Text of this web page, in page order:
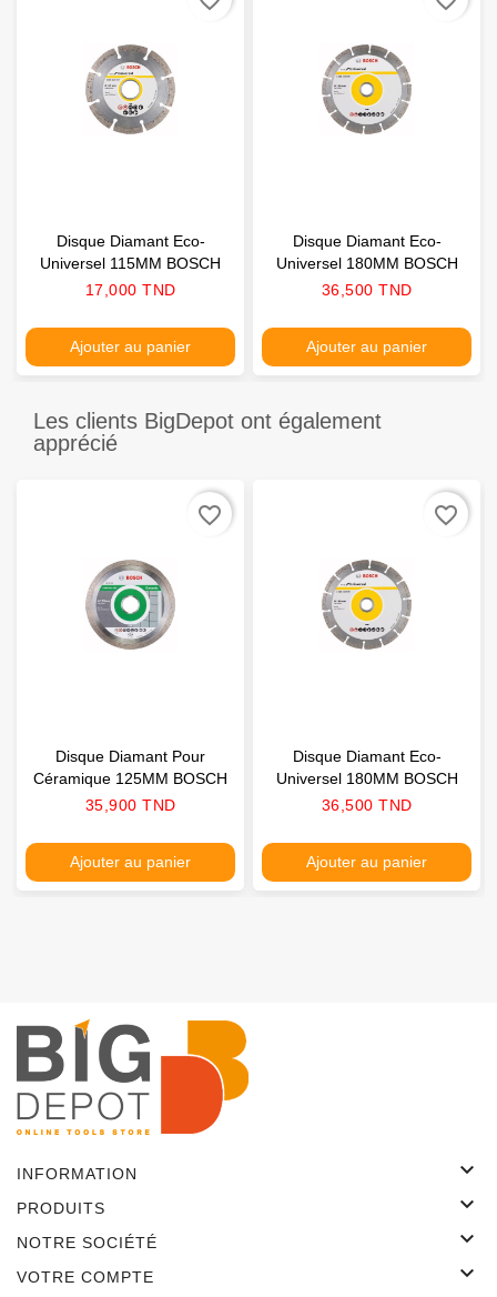
Disque Diamant Eco-
Universel 115MM BOSCH
Prix
17,000 TND
Ajouter au panier
Disque Diamant Eco-
Universel 180MM BOSCH
Prix
36,500 TND
Ajouter au panier
Les clients BigDepot ont également
apprécié
Disque Diamant Pour
Céramique 125MM BOSCH
Prix
35,900 TND
Ajouter au panier
favorite_border
Disque Diamant Eco-
Universel 180MM BOSCH
Prix
36,500 TND
Ajouter au panier
favorite_border
INFORMATION 
PRODUITS 
NOTRE SOCIÉTÉ 
VOTRE COMPTE 